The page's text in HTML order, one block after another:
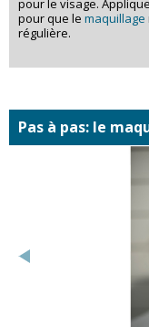
pour le visage.
pour que le maquillage
régulière.
Pas à pas: le